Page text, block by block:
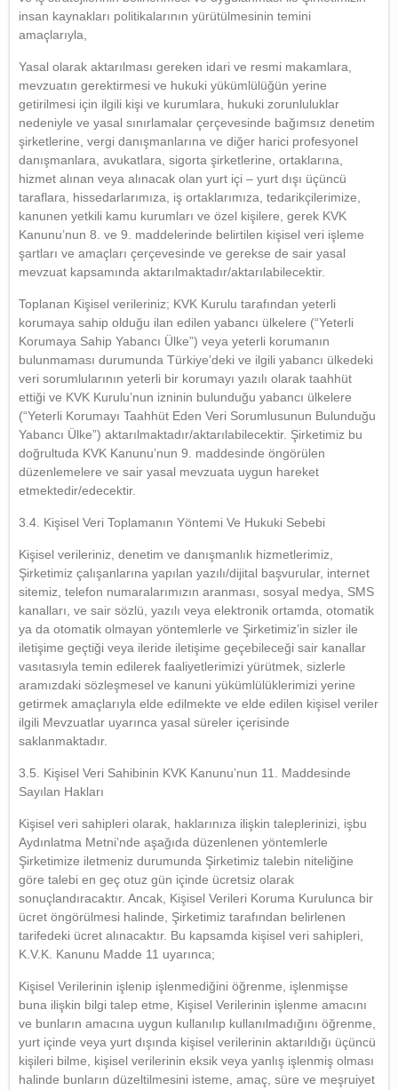
insan kaynakları politikalarının yürütülmesinin temini
amaçlarıyla,
Yasal olarak aktarılması gereken idari ve resmi makamlara,
mevzuatın gerektirmesi ve hukuki yükümlülüğün yerine
getirilmesi için ilgili kişi ve kurumlara, hukuki zorunluluklar
nedeniyle ve yasal sınırlamalar çerçevesinde bağımsız denetim
şirketlerine, vergi danışmanlarına ve diğer harici profesyonel
danışmanlara, avukatlara, sigorta şirketlerine, ortaklarına,
hizmet alınan veya alınacak olan yurt içi – yurt dışı üçüncü
taraflara, hissedarlarımıza, iş ortaklarımıza, tedarikçilerimize,
kanunen yetkili kamu kurumları ve özel kişilere, gerek KVK
Kanunu’nun 8. ve 9. maddelerinde belirtilen kişisel veri işleme
şartları ve amaçları çerçevesinde ve gerekse de sair yasal
mevzuat kapsamında aktarılmaktadır/aktarılabilecektir.
Toplanan Kişisel verileriniz; KVK Kurulu tarafından yeterli
korumaya sahip olduğu ilan edilen yabancı ülkelere (“Yeterli
Korumaya Sahip Yabancı Ülke”) veya yeterli korumanın
bulunmaması durumunda Türkiye’deki ve ilgili yabancı ülkedeki
veri sorumlularının yeterli bir korumayı yazılı olarak taahhüt
ettiği ve KVK Kurulu’nun izninin bulunduğu yabancı ülkelere
(“Yeterli Korumayı Taahhüt Eden Veri Sorumlusunun Bulunduğu
Yabancı Ülke”) aktarılmaktadır/aktarılabilecektir. Şirketimiz bu
doğrultuda KVK Kanunu’nun 9. maddesinde öngörülen
düzenlemelere ve sair yasal mevzuata uygun hareket
etmektedir/edecektir.
3.4. Kişisel Veri Toplamanın Yöntemi Ve Hukuki Sebebi
Kişisel verileriniz, denetim ve danışmanlık hizmetlerimiz,
Şirketimiz çalışanlarına yapılan yazılı/dijital başvurular, internet
sitemiz, telefon numaralarımızın aranması, sosyal medya, SMS
kanalları, ve sair sözlü, yazılı veya elektronik ortamda, otomatik
ya da otomatik olmayan yöntemlerle ve Şirketimiz’in sizler ile
iletişime geçtiği veya ileride iletişime geçebileceği sair kanallar
vasıtasıyla temin edilerek faaliyetlerimizi yürütmek, sizlerle
aramızdaki sözleşmesel ve kanuni yükümlülüklerimizi yerine
getirmek amaçlarıyla elde edilmekte ve elde edilen kişisel veriler
ilgili Mevzuatlar uyarınca yasal süreler içerisinde
saklanmaktadır.
3.5. Kişisel Veri Sahibinin KVK Kanunu’nun 11. Maddesinde
Sayılan Hakları
Kişisel veri sahipleri olarak, haklarınıza ilişkin taleplerinizi, işbu
Aydınlatma Metni’nde aşağıda düzenlenen yöntemlerle
Şirketimize iletmeniz durumunda Şirketimiz talebin niteliğine
göre talebi en geç otuz gün içinde ücretsiz olarak
sonuçlandıracaktır. Ancak, Kişisel Verileri Koruma Kurulunca bir
ücret öngörülmesi halinde, Şirketimiz tarafından belirlenen
tarifedeki ücret alınacaktır. Bu kapsamda kişisel veri sahipleri,
K.V.K. Kanunu Madde 11 uyarınca;
Kişisel Verilerinin işlenip işlenmediğini öğrenme, işlenmişse
buna ilişkin bilgi talep etme, Kişisel Verilerinin işlenme amacını
ve bunların amacına uygun kullanılıp kullanılmadığını öğrenme,
yurt içinde veya yurt dışında kişisel verilerinin aktarıldığı üçüncü
kişileri bilme, kişisel verilerinin eksik veya yanlış işlenmiş olması
halinde bunların düzeltilmesini isteme, amaç, süre ve meşruiyet